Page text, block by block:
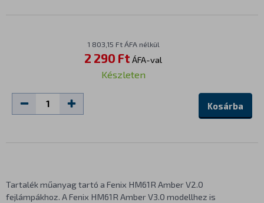
1 803,15 Ft ÁFA nélkül
2 290 Ft ÁFA-val
Készleten
Kosárba
Tartalék műanyag tartó a Fenix HM61R Amber V2.0
fejlámpákhoz. A Fenix HM61R Amber V3.0 modellhez is